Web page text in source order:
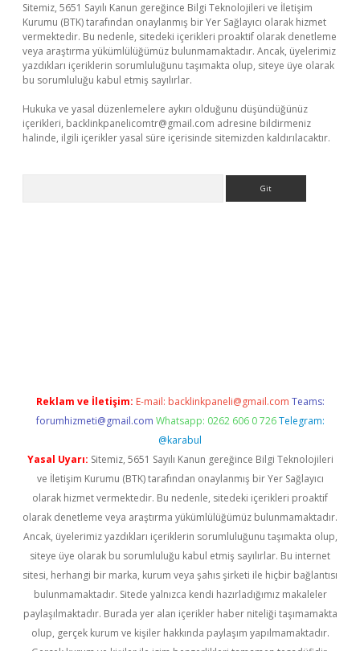
Sitemiz, 5651 Sayılı Kanun gereğince Bilgi Teknolojileri ve İletişim
Kurumu (BTK) tarafından onaylanmış bir Yer Sağlayıcı olarak hizmet
vermektedir. Bu nedenle, sitedeki içerikleri proaktif olarak denetleme
veya araştırma yükümlülüğümüz bulunmamaktadır. Ancak, üyelerimiz
yazdıkları içeriklerin sorumluluğunu taşımakta olup, siteye üye olarak
bu sorumluluğu kabul etmiş sayılırlar.
Hukuka ve yasal düzenlemelere aykırı olduğunu düşündüğünüz
içerikleri, backlinkpanelicomtr@gmail.com adresine bildirmeniz
halinde, ilgili içerikler yasal süre içerisinde sitemizden kaldırılacaktır.
Reklam ve İletişim: E-mail: backlinkpaneli@gmail.com Teams:
forumhizmeti@gmail.com Whatsapp: 0262 606 0 726 Telegram:
@karabul
Yasal Uyarı: Sitemiz, 5651 Sayılı Kanun gereğince Bilgi Teknolojileri
ve İletişim Kurumu (BTK) tarafından onaylanmış bir Yer Sağlayıcı
olarak hizmet vermektedir. Bu nedenle, sitedeki içerikleri proaktif
olarak denetleme veya araştırma yükümlülüğümüz bulunmamaktadır.
Ancak, üyelerimiz yazdıkları içeriklerin sorumluluğunu taşımakta olup,
siteye üye olarak bu sorumluluğu kabul etmiş sayılırlar. Bu internet
sitesi, herhangi bir marka, kurum veya şahıs şirketi ile hiçbir bağlantısı
bulunmamaktadır. Sitede yalnızca kendi hazırladığımız makaleler
paylaşılmaktadır. Burada yer alan içerikler haber niteliği taşımamakta
olup, gerçek kurum ve kişiler hakkında paylaşım yapılmamaktadır.